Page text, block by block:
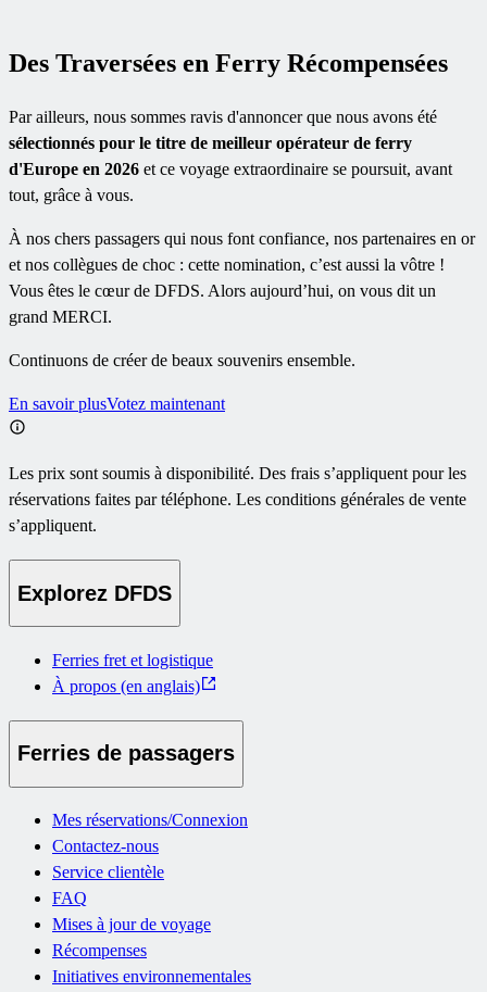
Des Traversées en Ferry Récompensées
Par ailleurs, nous sommes ravis d'annoncer que nous avons été
sélectionnés pour le titre de meilleur opérateur de ferry
d'Europe en 2026 et ce voyage extraordinaire se poursuit, avant
tout, grâce à vous.
À nos chers passagers qui nous font confiance, nos partenaires en or
et nos collègues de choc : cette nomination, c’est aussi la vôtre !
Vous êtes le cœur de DFDS. Alors aujourd’hui, on vous dit un
grand MERCI.
Continuons de créer de beaux souvenirs ensemble.
En savoir plusVotez maintenant
Les prix sont soumis à disponibilité. Des frais s’appliquent pour les
réservations faites par téléphone. Les conditions générales de vente
s’appliquent.
Explorez DFDS
Ferries fret et logistique
À propos (en anglais)
Ferries de passagers
Mes réservations/Connexion
Contactez-nous
Service clientèle
FAQ
Mises à jour de voyage
Récompenses
Initiatives environnementales